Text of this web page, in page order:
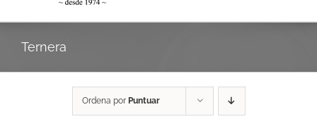
Ternera
Ordena por Puntuar